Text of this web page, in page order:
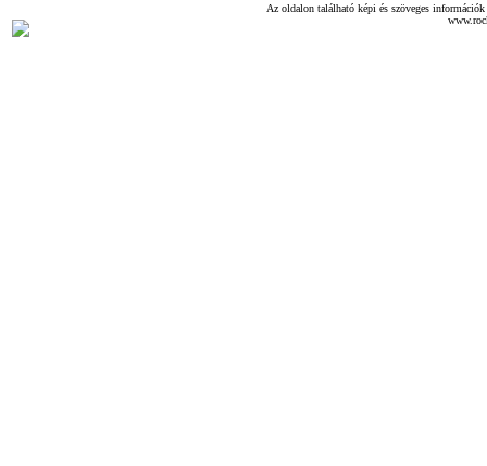
Az oldalon található képi és szöveges információk